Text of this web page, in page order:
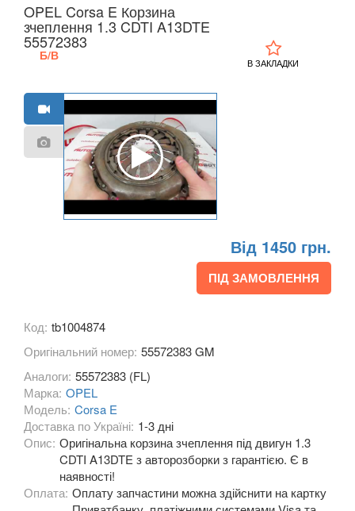
Astra J (GTC, OPC)
Astra K
Cascada
Combo C
Combo D
Corsa C (F08, F68)
Corsa D
Frontera B (6B)
GT
Grandland X
Insignia A
Insignia B
Meriva A
OPEL Corsa E Корзина
зчеплення 1.3 CDTI A13DTE
55572383
Б/В
Від 1450 грн.
ПІД ЗАМОВЛЕННЯ
В ЗАКЛАДКИ
Код: tb1004874
Оригінальний номер: 55572383 GM
Аналоги: 55572383 (FL)
Марка: OPEL
Модель: Corsa E
Доставка по Україні: 1-3 дні
Опис: Оригінальна корзина зчеплення під двигун 1.3
CDTI A13DTE з авторозборки з гарантією. Є в
наявності!
Оплата: Оплату запчастини можна здійснити на картку